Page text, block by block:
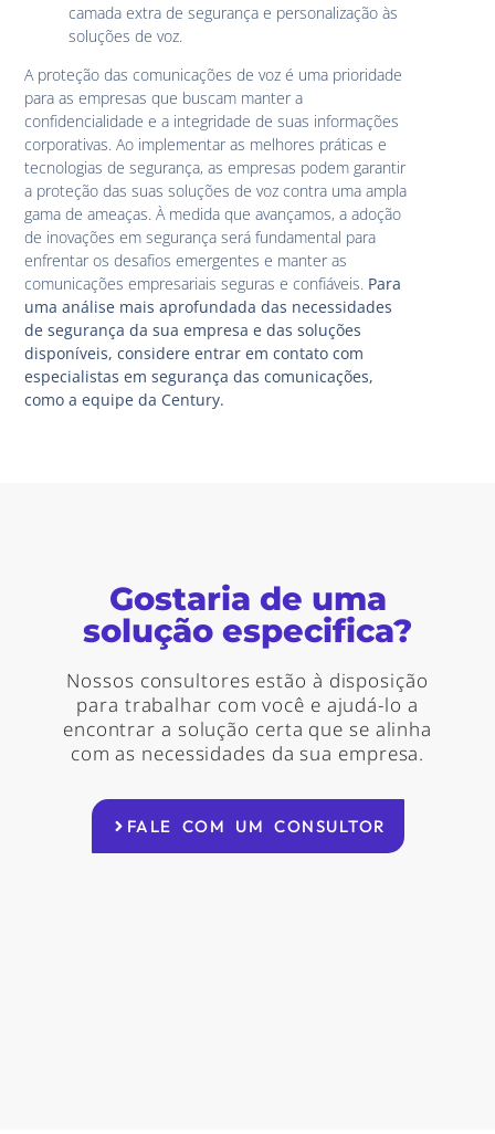
camada extra de segurança e personalização às
soluções de voz.
A proteção das comunicações de voz é uma prioridade
para as empresas que buscam manter a
confidencialidade e a integridade de suas informações
corporativas. Ao implementar as melhores práticas e
tecnologias de segurança, as empresas podem garantir
a proteção das suas soluções de voz contra uma ampla
gama de ameaças. À medida que avançamos, a adoção
de inovações em segurança será fundamental para
enfrentar os desafios emergentes e manter as
comunicações empresariais seguras e confiáveis. Para
uma análise mais aprofundada das necessidades
de segurança da sua empresa e das soluções
disponíveis, considere entrar em contato com
especialistas em segurança das comunicações,
como a equipe da Century.
Gostaria de uma
solução especifica?
Nossos consultores estão à disposição
para trabalhar com você e ajudá-lo a
encontrar a solução certa que se alinha
com as necessidades da sua empresa.
FALE COM UM CONSULTOR